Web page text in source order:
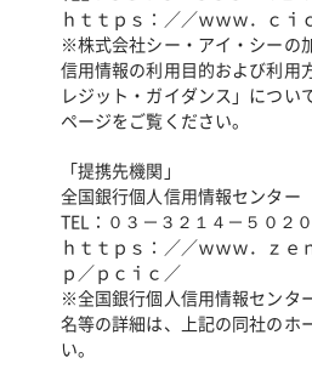
ｈｔｔｐｓ：／／ｗｗｗ．ｃｉ
※株式会社シー・アイ・シーの
信用情報の利用目的および利用
レジット・ガイダンス」につい
ページをご覧ください。
「提携先機関」
全国銀行個人信用情報センター
TEL：０３－３２１４－５０２０
ｈｔｔｐｓ：／／ｗｗｗ．ｚｅ
ｐ／ｐｃｉｃ／
※全国銀行個人信用情報センタ
名等の詳細は、上記の同社のホ
い。